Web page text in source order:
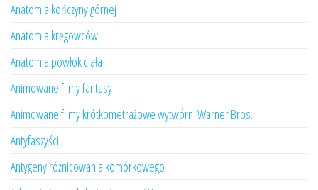
Anatomia kończyny górnej
Anatomia kręgowców
Anatomia powłok ciała
Animowane filmy fantasy
Animowane filmy krótkometrażowe wytwórni Warner Bros.
Antyfaszyści
Antygeny różnicowania komórkowego